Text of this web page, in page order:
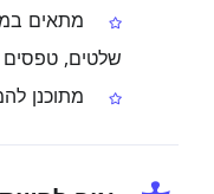
מתאים
שלטים, טפסים
מתוכנן